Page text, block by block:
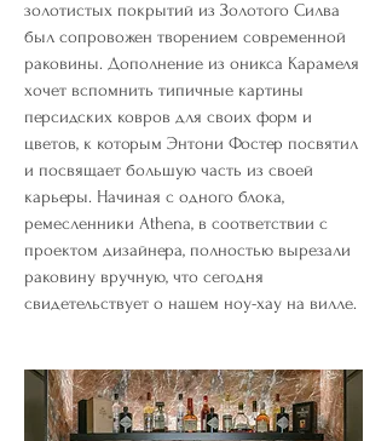
золотистых покрытий из Золотого Силва
был сопровожен творением современной
раковины. Дополнение из оникса Карамеля
хочет вспомнить типичные картины
персидских ковров для своих форм и
цветов, к которым Энтони Фостер посвятил
и посвящает большую часть из своей
карьеры. Начиная с одного блока,
ремесленники Athena, в соответствии с
проектом дизайнера, полностью вырезали
раковину вручную, что сегодня
свидетельствует о нашем ноу-хау на вилле.